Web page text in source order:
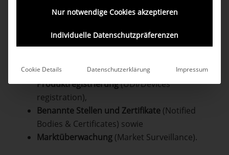
Marktteilnehmerverbindlichzu nutzen.
Es handelt sich um die Module
UDI- und
Produktregistrierung(UDI/Devices
registration),
Benannte Stellen und Zertifikate (Notified
Bodies & Certificates) sowie
Marktüberwachung (Market Surveillance).
Nur notwendige Cookies akzeptieren
Individuelle Datenschutzpräferenzen
Cookie Details Datenschutzerklärung Impressum